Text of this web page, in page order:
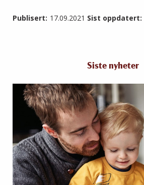
Publisert: 17.09.2021 Sist oppdatert:
Siste nyheter